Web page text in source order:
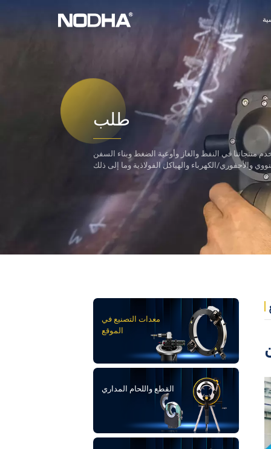
طلب
منتجاتنا في النفط والغاز وأوعية الضغط وبناء السفن
معدات التصنيع في
الموقع
القطع واللحام المداري